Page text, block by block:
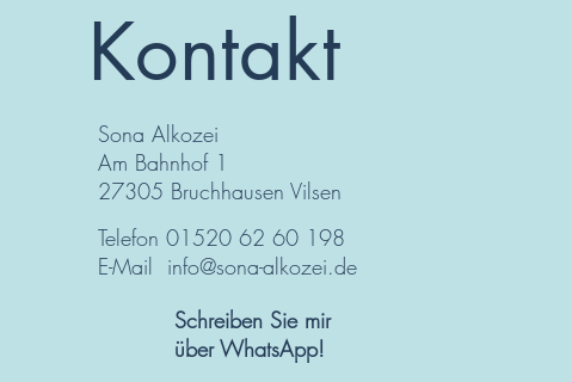
Kontakt
Sona Alkozei
Am Bahnhof 1
27305 Bruchhausen Vilsen
Telefon 01520 62 60 198
E-Mail info@sona-alkozei.de
Schreiben Sie mir
über WhatsApp!